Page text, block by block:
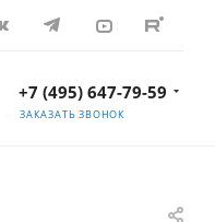
+7 (495) 647-79-59
ЗАКАЗАТЬ ЗВОНОК